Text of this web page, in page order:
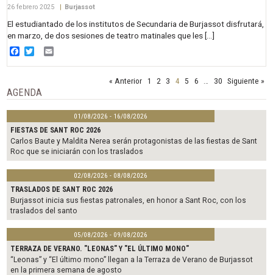
26 febrero 2025 | Burjassot
El estudiantado de los institutos de Secundaria de Burjassot disfrutará,
en marzo, de dos sesiones de teatro matinales que les […]
Facebook
Twitter
« Anterior 1 2 3 4 5 6 30 Siguiente »
AGENDA
01/08/2026 - 16/08/2026
FIESTAS DE SANT ROC 2026
Carlos Baute y Maldita Nerea serán protagonistas de las fiestas de Sant
Roc que se iniciarán con los traslados
02/08/2026 - 08/08/2026
TRASLADOS DE SANT ROC 2026
Burjassot inicia sus fiestas patronales, en honor a Sant Roc, con los
traslados del santo
05/08/2026 - 09/08/2026
TERRAZA DE VERANO. "LEONAS" Y "EL ÚLTIMO MONO"
“Leonas” y “El último mono” llegan a la Terraza de Verano de Burjassot
en la primera semana de agosto